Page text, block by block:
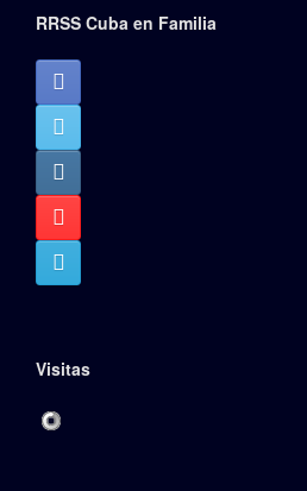
RRSS Cuba en Familia
Visitas